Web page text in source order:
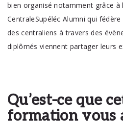
bien organisé notamment grâce à
CentraleSupéléc Alumni qui
des centraliens à travers des
diplômés viennent partager leurs
Qu’est-ce que
formation vous